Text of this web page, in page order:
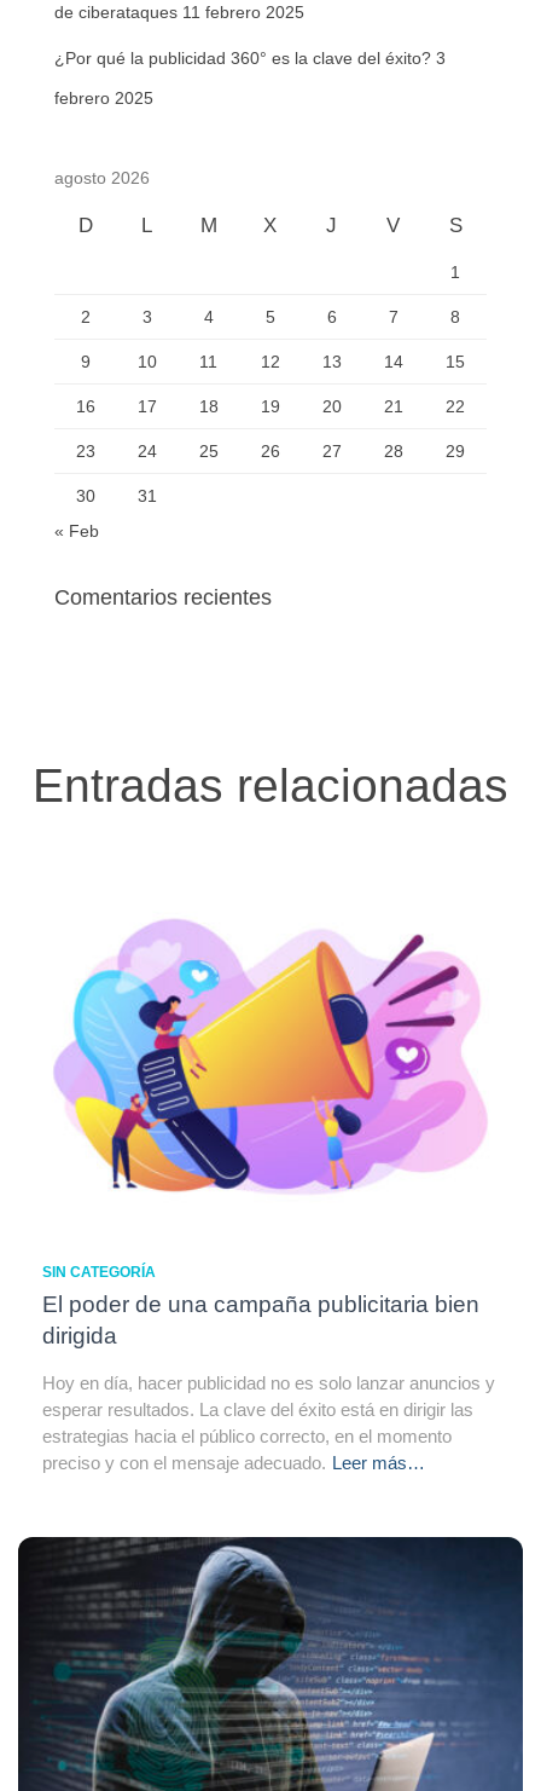
de ciberataques 11 febrero 2025
¿Por qué la publicidad 360° es la clave del éxito? 3
febrero 2025
agosto 2026
D L M X J V S
1
2 3 4 5 6 7 8
9 10 11 12 13 14 15
16 17 18 19 20 21 22
23 24 25 26 27 28 29
30
31
« Feb
Comentarios recientes
Entradas relacionadas
SIN CATEGORÍA
El poder de una campaña publicitaria bien
dirigida
Hoy en día, hacer publicidad no es solo lanzar anuncios y
esperar resultados. La clave del éxito está en dirigir las
estrategias hacia el público correcto, en el momento
preciso y con el mensaje adecuado. Leer más…